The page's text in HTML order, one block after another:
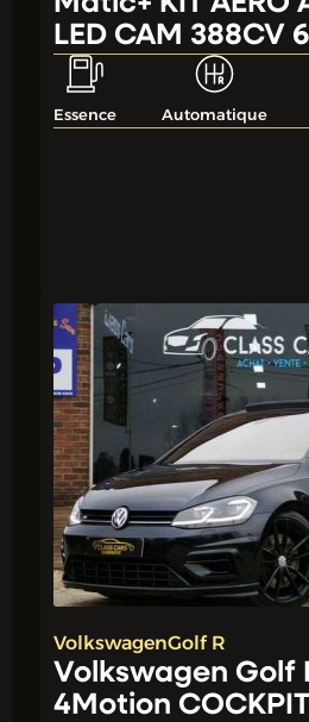
LED CAM 388CV
Essence Automatique
VolkswagenGolf R
Volkswagen Golf
4Motion